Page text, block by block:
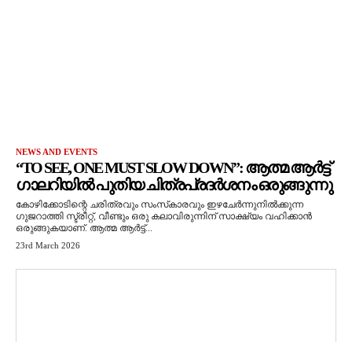
NEWS AND EVENTS
“TO SEE, ONE MUST SLOW DOWN”: ആത്മ ആർട്ട്
ഗാലറിയിൽ പുതിയ ചിത്രപ്രദർശനം ഒരുങ്ങുന്നു
കോഴിക്കോടിന്റെ ചരിത്രവും സംസ്‌കാരവും ഇഴചേർന്നുനിൽക്കുന്ന
ഗുജറാത്തി സ്ട്രീറ്റ്, വീണ്ടും ഒരു കലാവിരുന്നിന് സാക്ഷ്യം വഹിക്കാൻ
ഒരുങ്ങുകയാണ്. ആത്മ ആർട്ട്...
23rd March 2026